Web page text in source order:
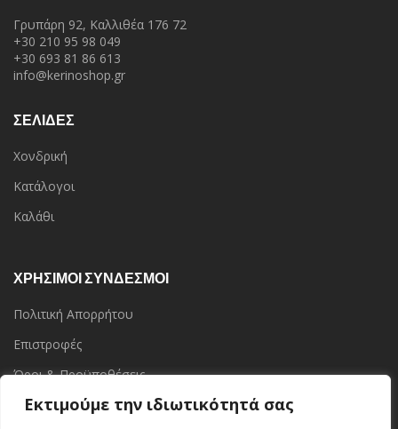
Εκτιμούμε την ιδιωτικότητά σας
Γρυπάρη 92, Καλλιθέα 176 72
+30 210 95 98 049
+30 693 81 86 613
info@kerinoshop.gr
ΣΕΛΙΔΕΣ
Χονδρική
Κατάλογοι
Καλάθι
ΧΡΗΣΙΜΟΙ ΣΥΝΔΕΣΜΟΙ
Πολιτική Απορρήτου
Επιστροφές
Όροι & Προϋποθέσεις
Επικοινωνία